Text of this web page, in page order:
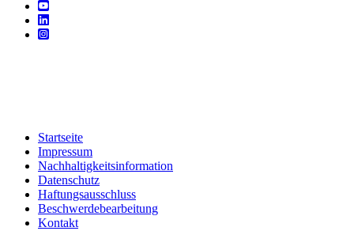
Startseite
Impressum
Nachhaltigkeitsinformation
Datenschutz
Haftungsausschluss
Beschwerdebearbeitung
Kontakt